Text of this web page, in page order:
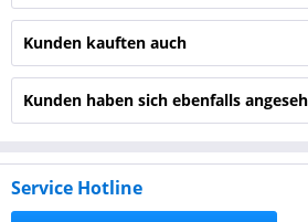
Kunden kauften auch
Kunden haben sich ebenfalls
Service Hotline